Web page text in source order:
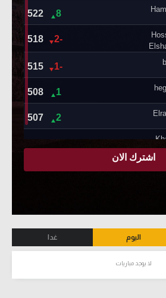
اليوم غدا
لا يوجد مباريات